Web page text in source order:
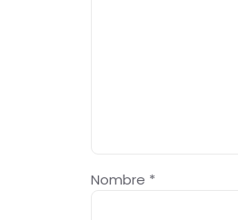
Nombre *